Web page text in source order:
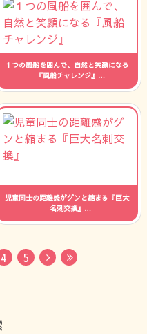
１つの風船を囲んで、自然と笑顔になる
『風船チャレンジ』
児童同士の距離感がグンと縮まる『巨大
名刺交換』
4 5 NextLast